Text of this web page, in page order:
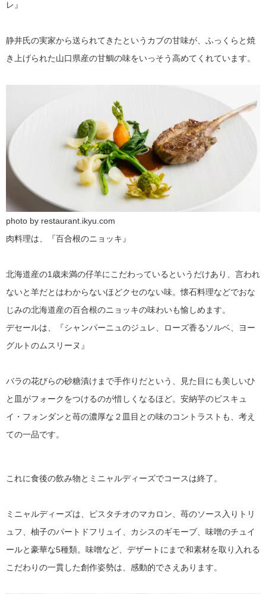
レ』
静井氏の実家から送られてきたというカブの甘味が、ふっくらと焼
き上げられた山口県産の甘鯛の味をいっそう高めてくれています。
photo by restaurant.ikyu.com
肉料理は、『百合根のニョッキ』
北海道産の1歳未満の仔羊にこだわっているというだけあり、言われ
ないと羊だとはわからないほどクセのない味。懐石料理などでおな
じみの北海道産の百合根のニョッキの味わいも愉しめます。
デセールは、『シャンパーニュのジュレ、ローズ香るソルベ、ヨー
グルトのムスリーヌ』
バラの花びらの砂糖漬けまで手作りだという、見た目にも美しいひ
と皿がフォークをつけるのが惜しくなるほど。安納芋のビスキュ
イ・フォンダンと苺の濃厚な２皿目との味のコントラストも、考え
ての一品です。
これに食後の飲み物とミニャルディーズでコースは終了。
ミニャルディーズは、ピスタチオのマカロン、苺のソース入りトリ
ュフ、柚子のパートドフリュイ、カシスのギモーブ、味噌のチュイ
ールと豪華な5種類。味噌など、デザートにまで和素材を取り入れる
こだわりの一貫した創作姿勢は、感動的でさえあります。